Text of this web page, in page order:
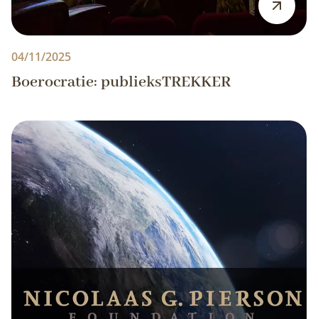
04/11/2025
Boerocratie: publieksTREKKER